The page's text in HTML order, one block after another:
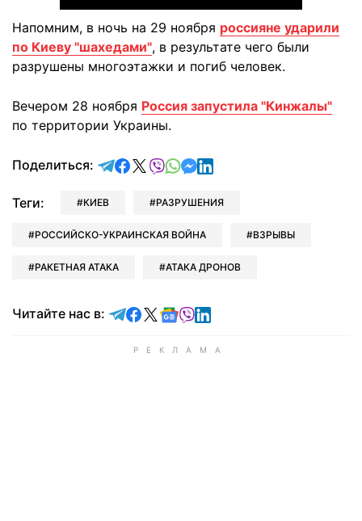
Напомним, в ночь на 29 ноября россияне ударили
по Киеву "шахедами", в результате чего были
разрушены многоэтажки и погиб человек.
Вечером 28 ноября Россия запустила "Кинжалы"
по территории Украины.
Поделиться: отправить в Telegram
поделиться в Facebook
поделиться в X
отправить в Viber
отправить в Whatsapp
отправить в Messenger
отправить в LinkedIn
Теги: КИЕВ РАЗРУШЕНИЯ
РОССИЙСКО-УКРАИНСКАЯ ВОЙНА ВЗРЫВЫ
РАКЕТНАЯ АТАКА АТАКА ДРОНОВ
Читайте нас в: Читайте в Telegram
Читайте в Facebook
Читайте в X
Читайте в Google news
Читайте в Viber
Читайте в LinkedIn